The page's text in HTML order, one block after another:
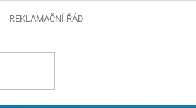
REKLAMAČNÍ ŘÁD